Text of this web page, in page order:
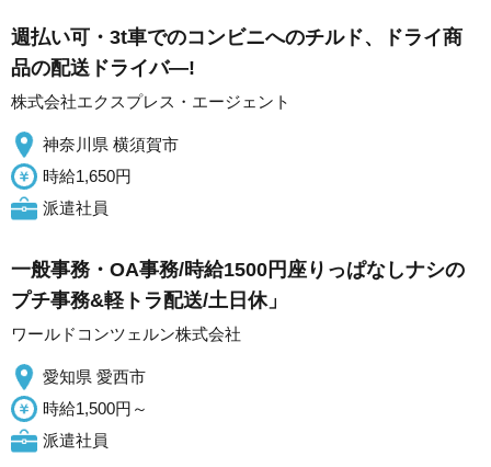
週払い可・3t車でのコンビニへのチルド、ドライ商
品の配送ドライバ―!
株式会社エクスプレス・エージェント
神奈川県 横須賀市
時給1,650円
派遣社員
一般事務・OA事務/時給1500円座りっぱなしナシの
プチ事務&軽トラ配送/土日休」
ワールドコンツェルン株式会社
愛知県 愛西市
時給1,500円～
派遣社員